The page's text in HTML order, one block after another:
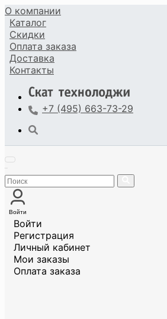
О компании
Каталог
Скидки
Оплата заказа
Доставка
Контакты
+7 (495) 663-73-29
Войти
Войти
Регистрация
Личный кабинет
Мои заказы
Оплата заказа